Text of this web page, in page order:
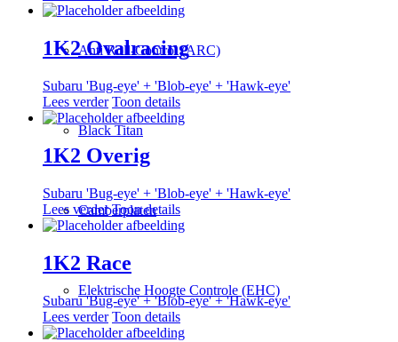
Anti Roll-Control (ARC)
Black Titan
Camberplaten
Elektrische Hoogte Controle (EHC)
1K2 Ovalracing
Subaru 'Bug-eye' + 'Blob-eye' + 'Hawk-eye'
Lees verder Toon details
1K2 Overig
Subaru 'Bug-eye' + 'Blob-eye' + 'Hawk-eye'
Lees verder Toon details
1K2 Race
Subaru 'Bug-eye' + 'Blob-eye' + 'Hawk-eye'
Lees verder Toon details